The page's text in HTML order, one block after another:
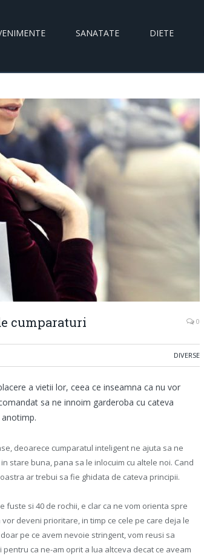
SANATATE DIETE
cumparaturi 0
DIVERSE
a vietii lor, ceea ce inseamna ca nu vor
sa ne innoim garderoba cu cateva
deoarece cumparatul inteligent ne ajuta sa ne
stare buna, pana sa le inlocuim cu altele noi. Cand
ar trebui sa fie ghidata de cateva principii.
fuste si 40 de rochii, e clar ca ne vom orienta spre
deveni prioritare, in timp ce cele pe care deja le
pe ce avem nevoie stringent, vom reusi sa
ca ne-am oprit a lua altceva decat ce aveam